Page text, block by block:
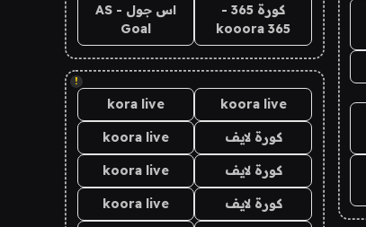
كورة 365 -
kooora 365
اس جول - AS
Goal
!
koora live
kora live
كورة لايف koora live
كورة لايف koora live
كورة لايف koora live